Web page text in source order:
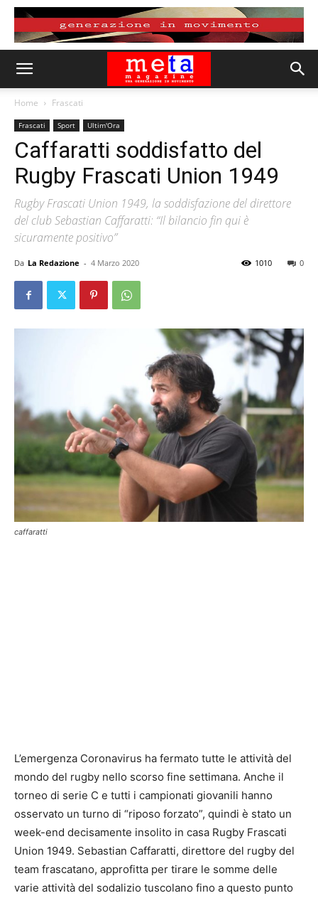
Home Frascati
Frascati Sport Ultim'Ora
Caffaratti soddisfatto del
Rugby Frascati Union 1949
Rugby Frascati Union 1949, la soddisfazione del direttore
del club Sebastian Caffaratti: “Il bilancio fin qui è
sicuramente positivo”
Da La Redazione - 4 Marzo 2020 0
1010
caffaratti
L’emergenza Coronavirus ha fermato tutte le attività del
mondo del rugby nello scorso fine settimana. Anche il
torneo di serie C e tutti i campionati giovanili hanno
osservato un turno di “riposo forzato”, quindi è stato un
week-end decisamente insolito in casa Rugby Frascati
Union 1949. Sebastian Caffaratti, direttore del rugby del
team frascatano, approfitta per tirare le somme delle
varie attività del sodalizio tuscolano fino a questo punto